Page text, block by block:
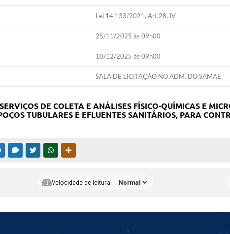
Lei 14.133/2021, Art 28, IV
25/11/2025 às 09h00
10/12/2025 às 09h00
SALA DE LICITAÇÃO NO ADM. DO SAMAE
DE COLETA E ANÁLISES FÍSICO-QUÍMICAS E
TUBULARES E EFLUENTES SANITÁRIOS, PARA
FACEBOOKMESSENGER
TWITTERWHATSAPP
Velocidade de leitura: